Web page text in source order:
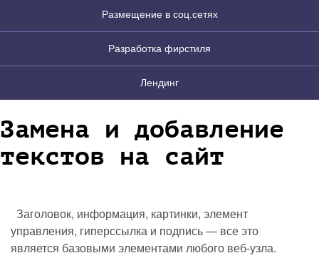
Размещение в соц.сетях
Разработка фирстиля
Лендинг
Замена и добавление
текстов на сайт
Заголовок, информация, картинки, элемент
управления, гиперссылка и подпись — все это
является базовыми элементами любого веб-узла.